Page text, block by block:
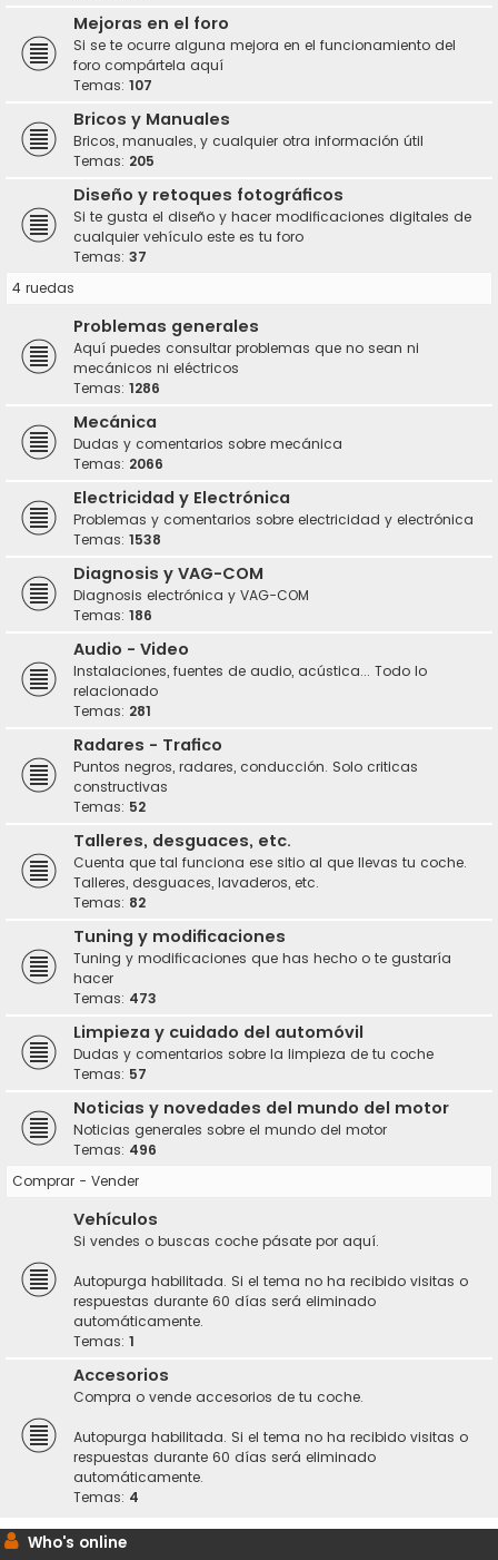
Mejoras en el foro
Si se te ocurre alguna mejora en el funcionamiento del
foro compártela aquí
Temas: 107
Bricos y Manuales
Bricos, manuales, y cualquier otra información útil
Temas: 205
Diseño y retoques fotográficos
Si te gusta el diseño y hacer modificaciones digitales de
cualquier vehículo este es tu foro
Temas: 37
4 ruedas
Problemas generales
Aquí puedes consultar problemas que no sean ni
mecánicos ni eléctricos
Temas: 1286
Mecánica
Dudas y comentarios sobre mecánica
Temas: 2066
Electricidad y Electrónica
Problemas y comentarios sobre electricidad y electrónica
Temas: 1538
Diagnosis y VAG-COM
Diagnosis electrónica y VAG-COM
Temas: 186
Audio - Video
Instalaciones, fuentes de audio, acústica... Todo lo
relacionado
Temas: 281
Radares - Trafico
Puntos negros, radares, conducción. Solo criticas
constructivas
Temas: 52
Talleres, desguaces, etc.
Cuenta que tal funciona ese sitio al que llevas tu coche.
Talleres, desguaces, lavaderos, etc.
Temas: 82
Tuning y modificaciones
Tuning y modificaciones que has hecho o te gustaría
hacer
Temas: 473
Limpieza y cuidado del automóvil
Dudas y comentarios sobre la limpieza de tu coche
Temas: 57
Noticias y novedades del mundo del motor
Noticias generales sobre el mundo del motor
Temas: 496
Comprar - Vender
Vehículos
Si vendes o buscas coche pásate por aquí.
Autopurga habilitada. Si el tema no ha recibido visitas o
respuestas durante 60 días será eliminado
automáticamente.
Temas: 1
Accesorios
Compra o vende accesorios de tu coche.
Autopurga habilitada. Si el tema no ha recibido visitas o
respuestas durante 60 días será eliminado
automáticamente.
Temas: 4
Who's online